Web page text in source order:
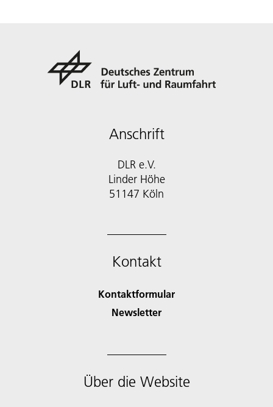
Anschrift
DLR e.V.
Linder Höhe
51147 Köln
Kontakt
Kontaktformular
Newsletter
Über die Website